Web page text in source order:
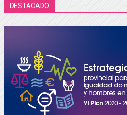
DESTACADO